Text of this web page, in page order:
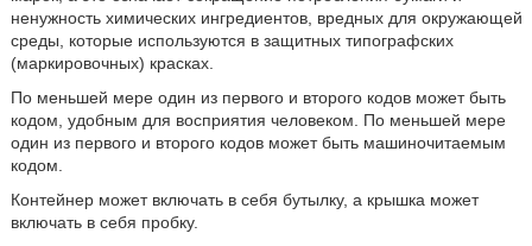
ненужность химических ингредиентов, вредных для окружающей
среды, которые используются в защитных типографских
(маркировочных) красках.
По меньшей мере один из первого и второго кодов может быть
кодом, удобным для восприятия человеком. По меньшей мере
один из первого и второго кодов может быть машиночитаемым
кодом.
Контейнер может включать в себя бутылку, а крышка может
включать в себя пробку.